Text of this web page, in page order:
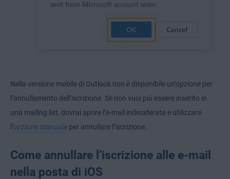
Nella versione mobile di Outlook non è disponibile un’opzione per
l’annullamento dell’iscrizione. Se non vuoi più essere inserito in
una mailing list, dovrai aprire l’e-mail indesiderata e utilizzare
l’opzione manuale per annullare l’iscrizione.
Come annullare l’iscrizione alle e-mail
nella posta di iOS